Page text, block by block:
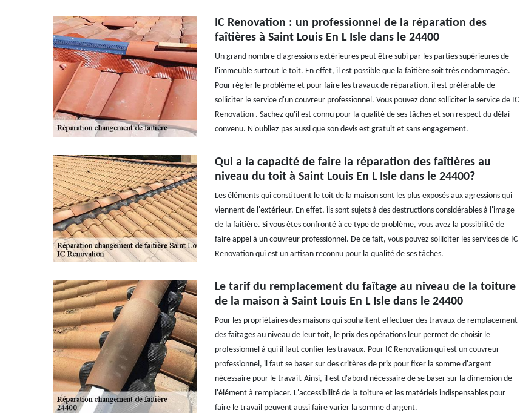
IC Renovation : un professionnel de la réparation des
faîtières à Saint Louis En L Isle dans le 24400
Un grand nombre d'agressions extérieures peut être subi par les parties supérieures de
l'immeuble surtout le toit. En effet, il est possible que la faîtière soit très endommagée.
Pour régler le problème et pour faire les travaux de réparation, il est préférable de
solliciter le service d'un couvreur professionnel. Vous pouvez donc solliciter le service de IC
Renovation . Sachez qu'il est connu pour la qualité de ses tâches et son respect du délai
convenu. N'oubliez pas aussi que son devis est gratuit et sans engagement.
Qui a la capacité de faire la réparation des faîtières au
niveau du toit à Saint Louis En L Isle dans le 24400?
Les éléments qui constituent le toit de la maison sont les plus exposés aux agressions qui
viennent de l'extérieur. En effet, ils sont sujets à des destructions considérables à l'image
de la faîtière. Si vous êtes confronté à ce type de problème, vous avez la possibilité de
faire appel à un couvreur professionnel. De ce fait, vous pouvez solliciter les services de IC
Renovation qui est un artisan reconnu pour la qualité de ses tâches.
Le tarif du remplacement du faîtage au niveau de la toiture
de la maison à Saint Louis En L Isle dans le 24400
Pour les propriétaires des maisons qui souhaitent effectuer des travaux de remplacement
des faîtages au niveau de leur toit, le prix des opérations leur permet de choisir le
professionnel à qui il faut confier les travaux. Pour IC Renovation qui est un couvreur
professionnel, il faut se baser sur des critères de prix pour fixer la somme d'argent
nécessaire pour le travail. Ainsi, il est d'abord nécessaire de se baser sur la dimension de
l'élément à remplacer. L'accessibilité de la toiture et les matériels indispensables pour
faire le travail peuvent aussi faire varier la somme d'argent.